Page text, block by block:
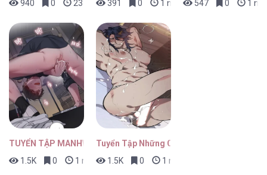
940
0 23 giờ trước
391
0 1 ngày trước
547
0 1
TUYỂN TẬP MANHWA BÍ MẬT CƠ THỂ
1.5K
0 1 ngày trước
Tuyển Tập Những Con Bot Dâm Múp Rụp
1.5K
0 1 ngày trước